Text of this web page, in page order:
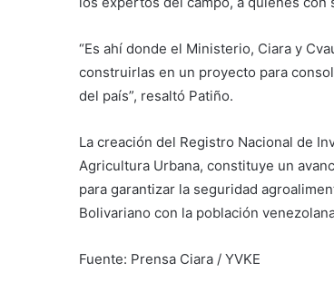
“Es ahí donde el Ministerio, Ciara y
construirlas en un proyecto para
del país”, resaltó Patiño.
La creación del Registro Nacional de
Agricultura Urbana, constituye un
para garantizar la seguridad
Bolivariano con la población
Fuente: Prensa Ciara / YVKE